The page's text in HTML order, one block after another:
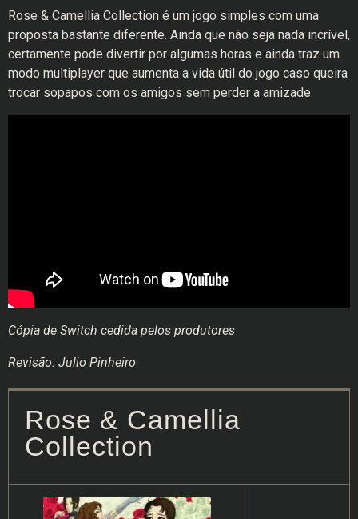
Rose & Camellia Collection é um jogo simples com uma
proposta bastante diferente. Ainda que não seja nada incrível,
certamente pode divertir por algumas horas e ainda traz um
modo multiplayer que aumenta a vida útil do jogo caso queira
trocar sopapos com os amigos sem perder a amizade.
Cópia de Switch cedida pelos produtores
Revisão: Julio Pinheiro
Rose & Camellia
Collection